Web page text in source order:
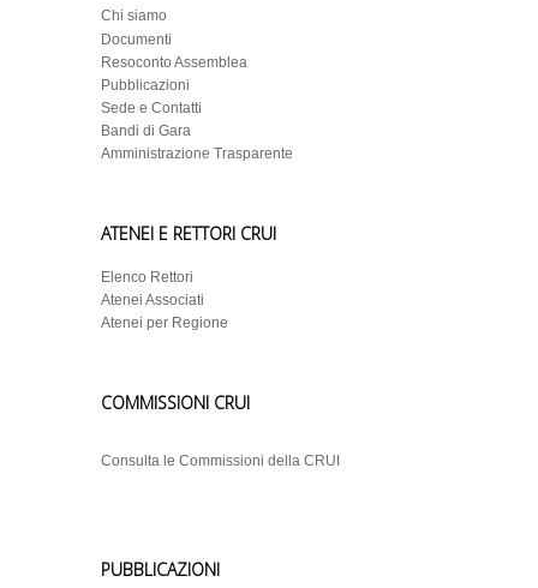
Chi siamo
Documenti
Resoconto Assemblea
Pubblicazioni
Sede e Contatti
Bandi di Gara
Amministrazione Trasparente
ATENEI E RETTORI CRUI
Elenco Rettori
Atenei Associati
Atenei per Regione
COMMISSIONI CRUI
Consulta le Commissioni della CRUI
PUBBLICAZIONI